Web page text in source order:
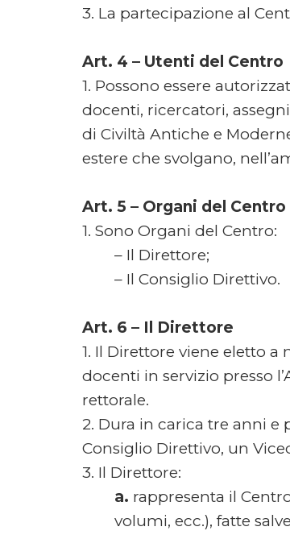
3. La partecipazione al
Art. 4 – Utenti del Centro
1. Possono essere
docenti, ricercatori,
di Civiltà Antiche e
estere che svolgano,
Art. 5 – Organi del Centro
1. Sono Organi del Centro:
– Il Direttore;
– Il Consiglio Direttivo.
Art. 6 – Il Direttore
1. Il Direttore viene eletto
docenti in servizio presso
rettorale.
2. Dura in carica tre anni e
Consiglio Direttivo, un
3. Il Direttore:
a. rappresenta il
volumi, ecc.), fatte